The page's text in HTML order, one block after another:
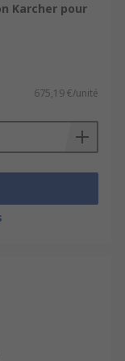
Karcher pour
675,19 €/unité